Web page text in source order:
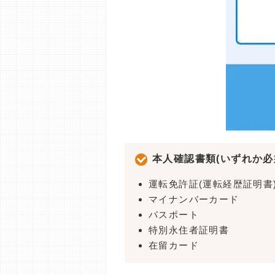
本人確認書類(いずれか
運転免許証(運転経歴証明
マイナンバーカード
パスポート
特別永住者証明書
在留カード